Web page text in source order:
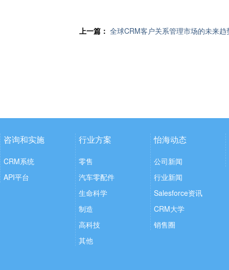
上一篇： 全球CRM客户关系管理市场的未来趋
咨询和实施
CRM系统
API平台
行业方案
零售
汽车零配件
生命科学
制造
高科技
其他
怡海动态
公司新闻
行业新闻
Salesforce资讯
CRM大学
销售圈